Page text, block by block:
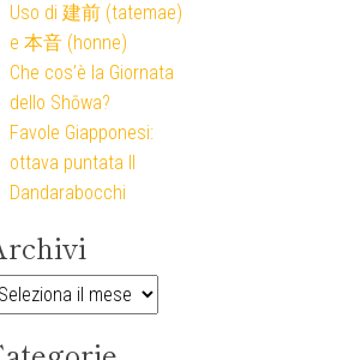
Uso di 建前 (tatemae)
e 本音 (honne)
Che cos’è la Giornata
dello Shōwa?
Favole Giapponesi:
ottava puntata Il
Dandarabocchi